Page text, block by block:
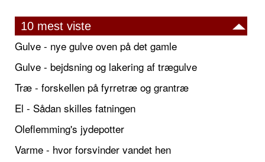
10 mest viste
Gulve - nye gulve oven på det gamle
Gulve - bejdsning og lakering af trægulve
Træ - forskellen på fyrretræ og grantræ
El - Sådan skilles fatningen
Oleflemming's jydepotter
Varme - hvor forsvinder vandet hen